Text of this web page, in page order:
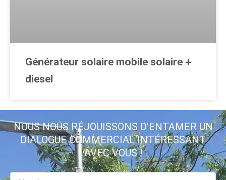
Générateur solaire mobile solaire +
diesel
NOUS NOUS RÉJOUISSONS D'ENTAMER UN
DIALOGUE COMMERCIAL INTÉRESSANT
AVEC VOUS !